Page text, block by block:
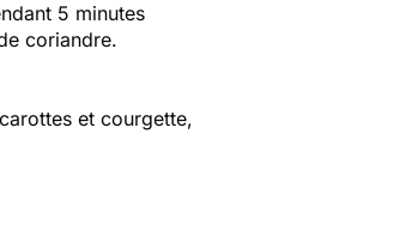
5 minutes
coriandre.
et courgette,